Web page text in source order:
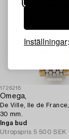
Inställningar
1726218
Omega,
De Ville, Ile de
30 mm.
Inga bud
Utropspris 5 500 SEK